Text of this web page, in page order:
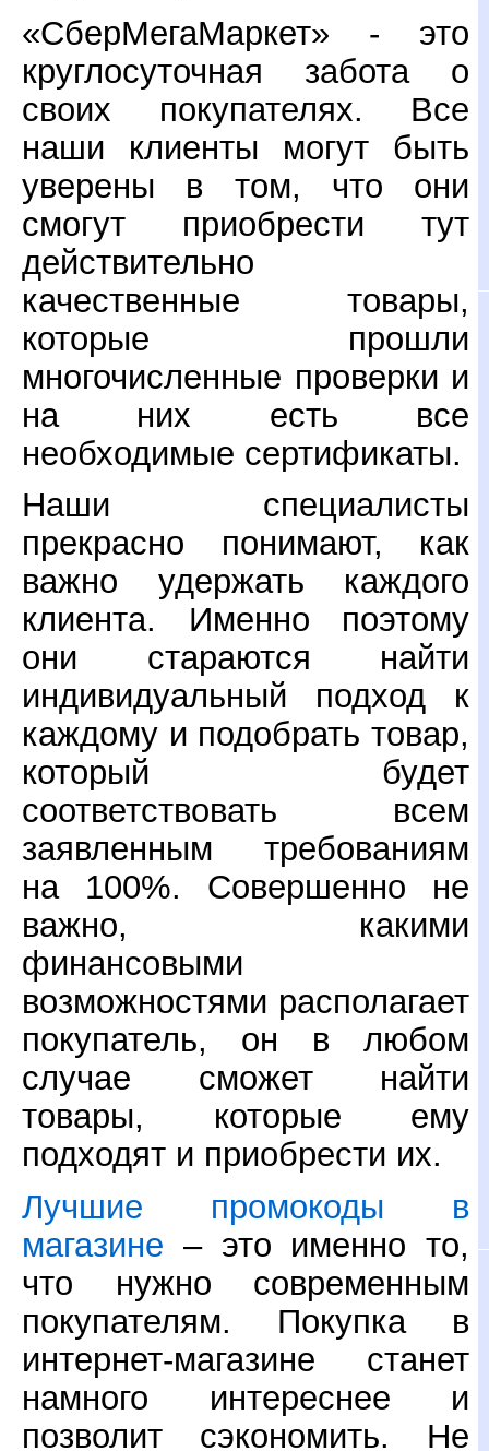
«СберМегаМаркет» - это
круглосуточная забота о
своих покупателях. Все
наши клиенты могут быть
уверены в том, что они
смогут приобрести тут
действительно
качественные товары,
которые прошли
многочисленные проверки и
на них есть все
необходимые сертификаты.
Наши специалисты
прекрасно понимают, как
важно удержать каждого
клиента. Именно поэтому
они стараются найти
индивидуальный подход к
каждому и подобрать товар,
который будет
соответствовать всем
заявленным требованиям
на 100%. Совершенно не
важно, какими
финансовыми
возможностями располагает
покупатель, он в любом
случае сможет найти
товары, которые ему
подходят и приобрести их.
Лучшие промокоды в
магазине – это именно то,
что нужно современным
покупателям. Покупка в
интернет-магазине станет
намного интереснее и
позволит сэкономить. Не